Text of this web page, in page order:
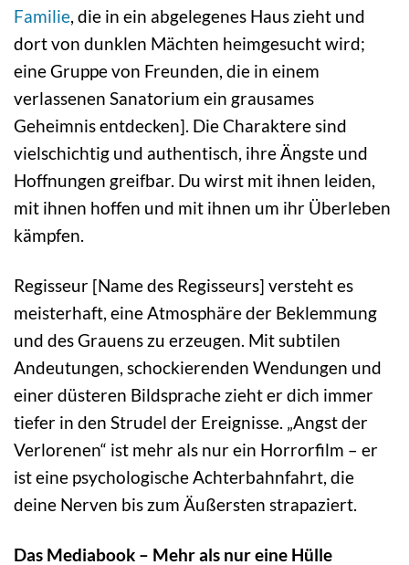
Familie, die in ein abgelegenes Haus zieht und
dort von dunklen Mächten heimgesucht wird;
eine Gruppe von Freunden, die in einem
verlassenen Sanatorium ein grausames
Geheimnis entdecken]. Die Charaktere sind
vielschichtig und authentisch, ihre Ängste und
Hoffnungen greifbar. Du wirst mit ihnen leiden,
mit ihnen hoffen und mit ihnen um ihr Überleben
kämpfen.
Regisseur [Name des Regisseurs] versteht es
meisterhaft, eine Atmosphäre der Beklemmung
und des Grauens zu erzeugen. Mit subtilen
Andeutungen, schockierenden Wendungen und
einer düsteren Bildsprache zieht er dich immer
tiefer in den Strudel der Ereignisse. „Angst der
Verlorenen“ ist mehr als nur ein Horrorfilm – er
ist eine psychologische Achterbahnfahrt, die
deine Nerven bis zum Äußersten strapaziert.
Das Mediabook – Mehr als nur eine Hülle